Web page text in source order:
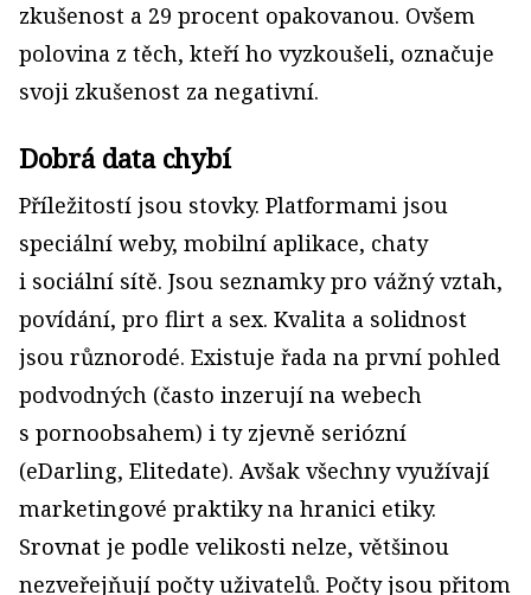
zkušenost a 29 procent opakovanou. Ovšem
polovina z těch, kteří ho vyzkoušeli, označuje
svoji zkušenost za negativní.
Dobrá data chybí
Příležitostí jsou stovky. Platformami jsou
speciální weby, mobilní aplikace, chaty
i sociální sítě. Jsou seznamky pro vážný vztah,
povídání, pro flirt a sex. Kvalita a solidnost
jsou různorodé. Existuje řada na první pohled
podvodných (často inzerují na webech
s pornoobsahem) i ty zjevně seriózní
(eDarling, Elitedate). Avšak všechny využívají
marketingové praktiky na hranici etiky.
Srovnat je podle velikosti nelze, většinou
nezveřejňují počty uživatelů. Počty jsou přitom